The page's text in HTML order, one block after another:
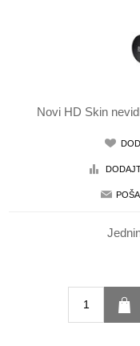
Novi HD Skin